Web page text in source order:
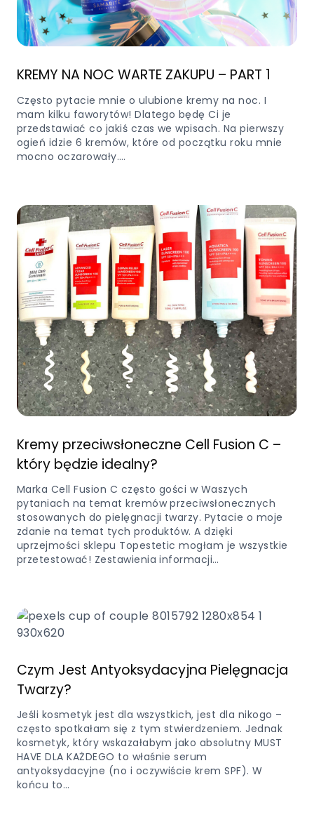
KREMY NA NOC WARTE ZAKUPU – PART 1
Często pytacie mnie o ulubione kremy na noc. I
mam kilku faworytów! Dlatego będę Ci je
przedstawiać co jakiś czas we wpisach. Na pierwszy
ogień idzie 6 kremów, które od początku roku mnie
mocno oczarowały.…
Kremy przeciwsłoneczne Cell Fusion C –
który będzie idealny?
Marka Cell Fusion C często gości w Waszych
pytaniach na temat kremów przeciwsłonecznych
stosowanych do pielęgnacji twarzy. Pytacie o moje
zdanie na temat tych produktów. A dzięki
uprzejmości sklepu Topestetic mogłam je wszystkie
przetestować! Zestawienia informacji…
Czym Jest Antyoksydacyjna Pielęgnacja
Twarzy?
Jeśli kosmetyk jest dla wszystkich, jest dla nikogo –
często spotkałam się z tym stwierdzeniem. Jednak
kosmetyk, który wskazałabym jako absolutny MUST
HAVE DLA KAŻDEGO to właśnie serum
antyoksydacyjne (no i oczywiście krem SPF). W
końcu to…